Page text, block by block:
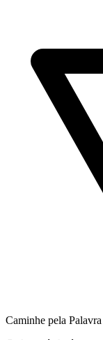
Caminhe pela Palavra